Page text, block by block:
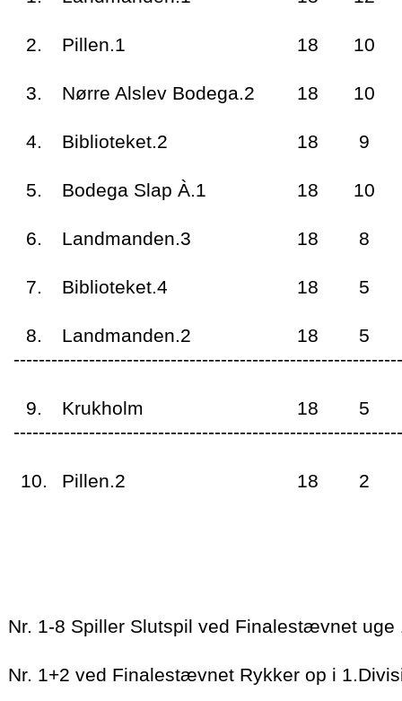
2. Pillen.1 18 10
3. Nørre Alslev Bodega.2 18 10
4. Biblioteket.2 18 9
5. Bodega Slap À.1 18 10
6. Landmanden.3 18 8
7. Biblioteket.4 18 5
8. Landmanden.2 18
5
9. Krukholm 18
5
10. Pillen.2 18 2
Nr. 1-8 Spiller Slutspil ved Finalestævnet uge
Nr. 1+2 ved Finalestævnet Rykker op i